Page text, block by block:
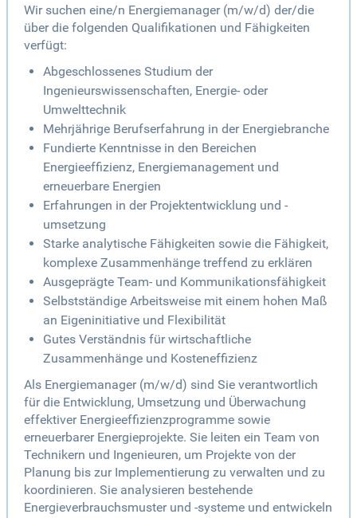
Wir suchen eine/n Energiemanager (m/w/d) der/die
über die folgenden Qualifikationen und Fähigkeiten
verfügt:
Abgeschlossenes Studium der
Ingenieurswissenschaften, Energie- oder
Umwelttechnik
Mehrjährige Berufserfahrung in der Energiebranche
Fundierte Kenntnisse in den Bereichen
Energieeffizienz, Energiemanagement und
erneuerbare Energien
Erfahrungen in der Projektentwicklung und -
umsetzung
Starke analytische Fähigkeiten sowie die Fähigkeit,
komplexe Zusammenhänge treffend zu erklären
Ausgeprägte Team- und Kommunikationsfähigkeit
Selbstständige Arbeitsweise mit einem hohen Maß
an Eigeninitiative und Flexibilität
Gutes Verständnis für wirtschaftliche
Zusammenhänge und Kosteneffizienz
Als Energiemanager (m/w/d) sind Sie verantwortlich
für die Entwicklung, Umsetzung und Überwachung
effektiver Energieeffizienzprogramme sowie
erneuerbarer Energieprojekte. Sie leiten ein Team von
Technikern und Ingenieuren, um Projekte von der
Planung bis zur Implementierung zu verwalten und zu
koordinieren. Sie analysieren bestehende
Energieverbrauchsmuster und -systeme und entwickeln